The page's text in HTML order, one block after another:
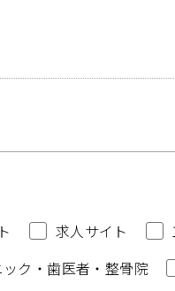
求人サイト
ック・歯医者・整骨院